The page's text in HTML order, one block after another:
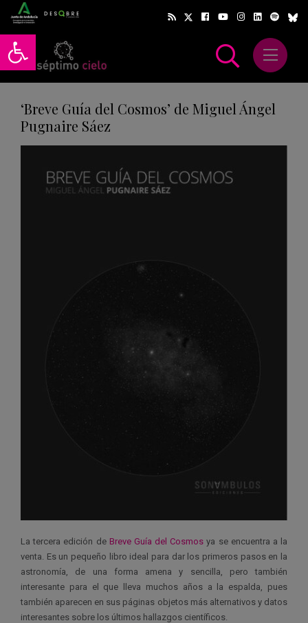
Abrir barra de herramientas
Abrir
‘Breve Guía del Cosmos’ de Miguel Ángel
Pugnaire Sáez
La tercera edición de Breve Guía del Cosmos ya se encuentra a la
venta. Es un pequeño libro ideal para dar los primeros pasos en la
astronomía, de una forma amena y sencilla, pero también
interesante para el que lleva muchos años a la espalda, pues
también aparecen en sus páginas objetos más alternativos y datos
interesantes sobre los últimos hallazgos científicos.